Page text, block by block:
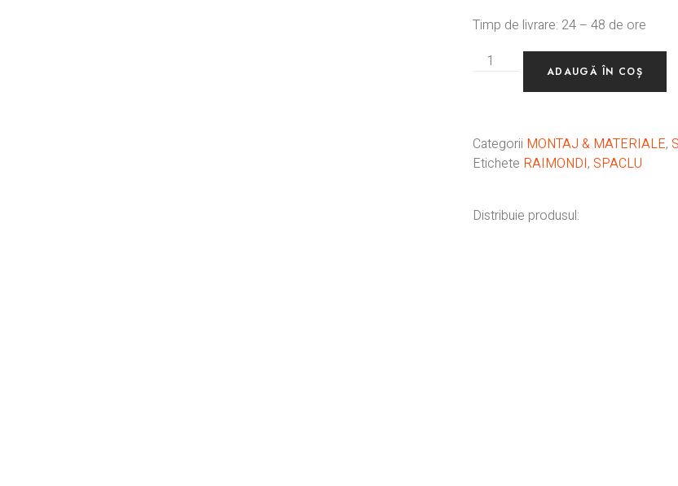
Timp de livrare: 24 – 48 de ore
ADAUGĂ ÎN COȘ
Categorii MONTAJ & MATERIALE,
Etichete RAIMONDI, SPACLU
Distribuie produsul: